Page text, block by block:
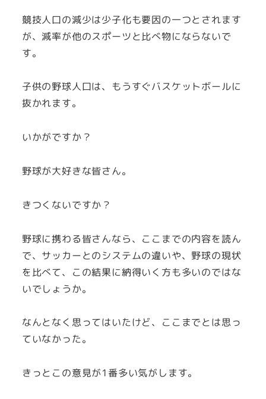
競技人口の減少は少子化も要因の一つとされます
が、減率が他のスポーツと比べ物にならないで
す。
子供の野球人口は、もうすぐバスケットボールに
抜かれます。
いかがですか？
野球が大好きな皆さん。
きつくないですか？
野球に携わる皆さんなら、ここまでの内容を読ん
で、サッカーとのシステムの違いや、野球の現状
を比べて、この結果に納得いく方も多いのではな
いでしょうか。
なんとなく思ってはいたけど、ここまでとは思っ
ていなかった。
きっとこの意見が1番多い気がします。